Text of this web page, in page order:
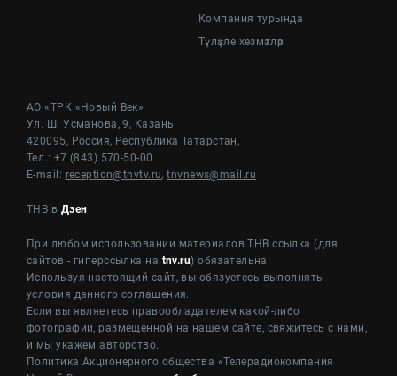
Компания турында
Түләүле хезмәтләр
АО «ТРК «Новый Век»
Ул. Ш. Усманова, 9, Казань
420095, Россия, Республика Татарстан,
Тел.: +7 (843) 570-50-00
E-mail: reception@tnvtv.ru,tnvnews@mail.ru
ТНВ в Дзен
При любом использовании материалов ТНВ ссылка (для
сайтов - гиперссылка на tnv.ru) обязательна.
Используя настоящий сайт, вы обязуетесь выполнять
условия данного соглашения.
Если вы являетесь правообладателем какой-либо
фотографии, размещенной на нашем сайте, свяжитесь с нами,
и мы укажем авторство.
Политика Акционерного общества «Телерадиокомпания